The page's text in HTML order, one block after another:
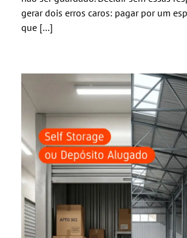
gerar dois erros caros: pagar por um
que […]